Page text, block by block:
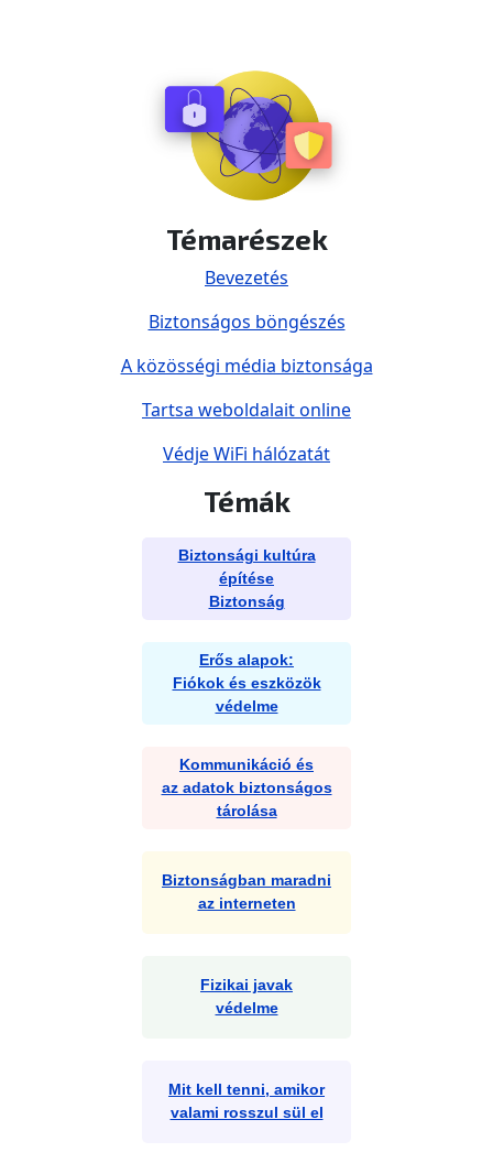
Témarészek
Bevezetés
Biztonságos böngészés
A közösségi média biztonsága
Tartsa weboldalait online
Védje WiFi hálózatát
Témák
Biztonsági kultúra
építése
Biztonság
Erős alapok:
Fiókok és eszközök
védelme
Kommunikáció és
az adatok biztonságos
tárolása
Biztonságban maradni
az interneten
Fizikai javak
védelme
Mit kell tenni, amikor
valami rosszul sül el